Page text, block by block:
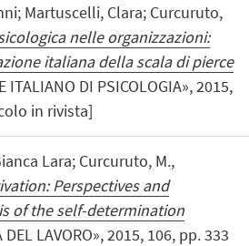
Martuscelli, Clara; Curcuruto,
nelle organizzazioni:
italiana della scala di pierce
ITALIANO DI PSICOLOGIA», 2015,
in rivista]
Lara; Curcuruto, M.,
Perspectives and
of the self-determination
DEL LAVORO», 2015, 106, pp. 333